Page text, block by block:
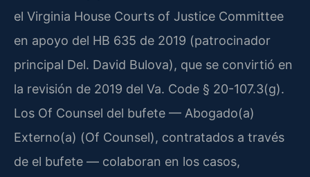
el Virginia House Courts of Justice Committee
en apoyo del HB 635 de 2019 (patrocinador
principal Del. David Bulova), que se convirtió en
la revisión de 2019 del Va. Code § 20-107.3(g).
Los Of Counsel del bufete — Abogado(a)
Externo(a) (Of Counsel), contratados a través
de el bufete — colaboran en los casos,